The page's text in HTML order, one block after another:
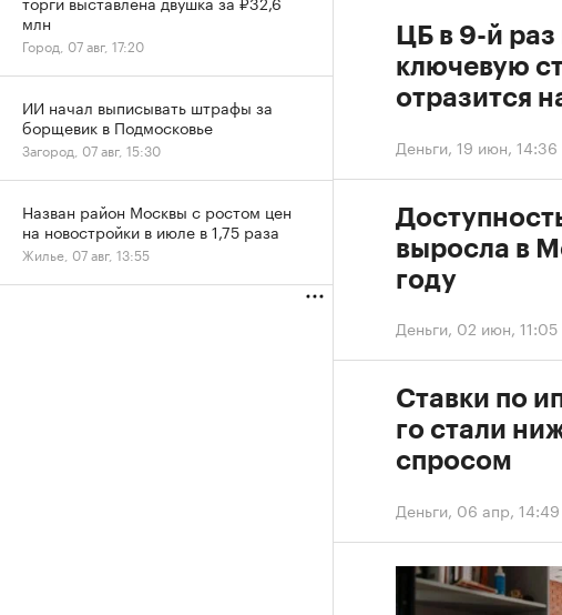
Деньги, 19 июн, 14:36
ЦБ в 9-й
ключевую
отразится
Деньги, 02 июн, 11:05
выросла в
году
Деньги, 06 апр, 14:49
Ставки по
го стали
спросом
млн
Город, 07 авг, 17:20
ИИ начал выписывать штрафы за
борщевик в Подмосковье
Загород, 07 авг, 15:30
Назван район Москвы с ростом цен
на новостройки в июле в 1,75 раза
Жилье, 07 авг, 13:55